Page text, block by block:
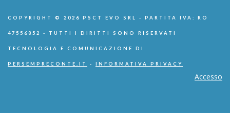
COPYRIGHT © 2026 PSCT EVO SRL - PARTITA IVA: RO
47556852 - TUTTI I DIRITTI SONO RISERVATI
TECNOLOGIA E COMUNICAZIONE DI
PERSEMPRECONTE.IT - INFORMATIVA PRIVACY
Accesso